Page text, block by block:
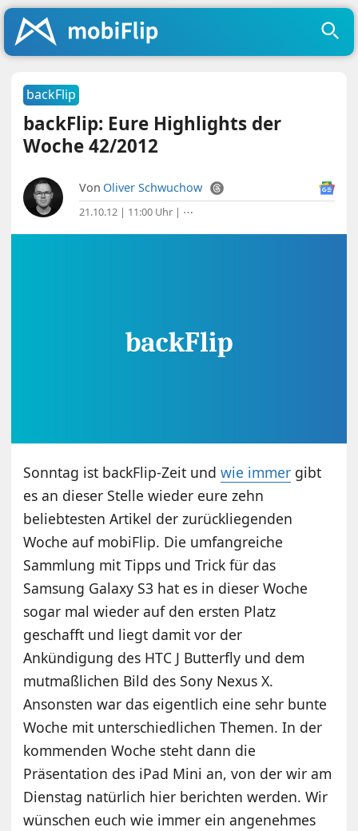
backFlip
backFlip: Eure Highlights der
Woche 42/2012
Von Oliver Schwuchow
21.10.12 | 11:00 Uhr | ⋯
Sonntag ist backFlip-Zeit undwie immer gibt
es an dieser Stelle wieder eure zehn
beliebtesten Artikel der zurückliegenden
Woche auf mobiFlip. Die umfangreiche
Sammlung mit Tipps und Trick für das
Samsung Galaxy S3 hat es in dieser Woche
sogar mal wieder auf den ersten Platz
geschafft und liegt damit vor der
Ankündigung des HTC J Butterfly und dem
mutmaßlichen Bild des Sony Nexus X.
Ansonsten war das eigentlich eine sehr bunte
Woche mit unterschiedlichen Themen. In der
kommenden Woche steht dann die
Präsentation des iPad Mini an, von der wir am
Dienstag natürlich hier berichten werden. Wir
wünschen euch wie immer ein angenehmes